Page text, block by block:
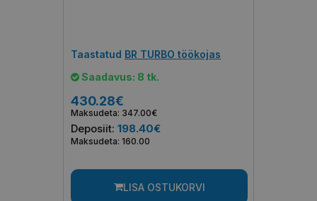
Taastatud BR TURBO töökojas
Saadavus: 8 tk.
430.28€
Maksudeta: 347.00€
Deposiit: 198.40€
Maksudeta: 160.00
LISA OSTUKORVI